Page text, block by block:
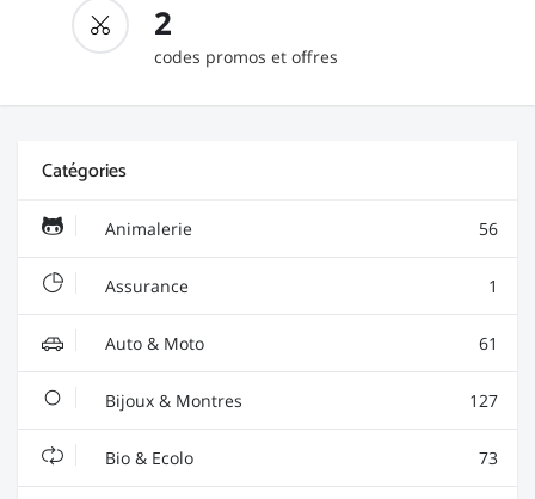
2
codes promos et offres
Catégories
Animalerie 56
Assurance 1
Auto & Moto 61
Bijoux & Montres 127
Bio & Ecolo 73